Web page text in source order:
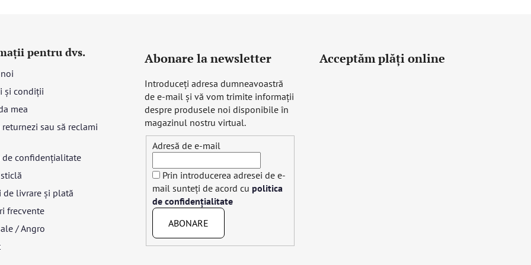
pentru dvs.
și condiții
mea
returnezi sau să reclami
de confidențialitate
de livrare și plată
frecvente
/ Angro
Abonare la newsletter
Introduceţi adresa dumneavoastră
de e-mail şi vă vom trimite informaţii
despre produsele noi disponibile în
magazinul nostru virtual.
Adresă de e-mail
Prin introducerea adresei de e-
mail sunteți de acord cu politica
de confidențialitate
ABONARE
Acceptăm plăţi online